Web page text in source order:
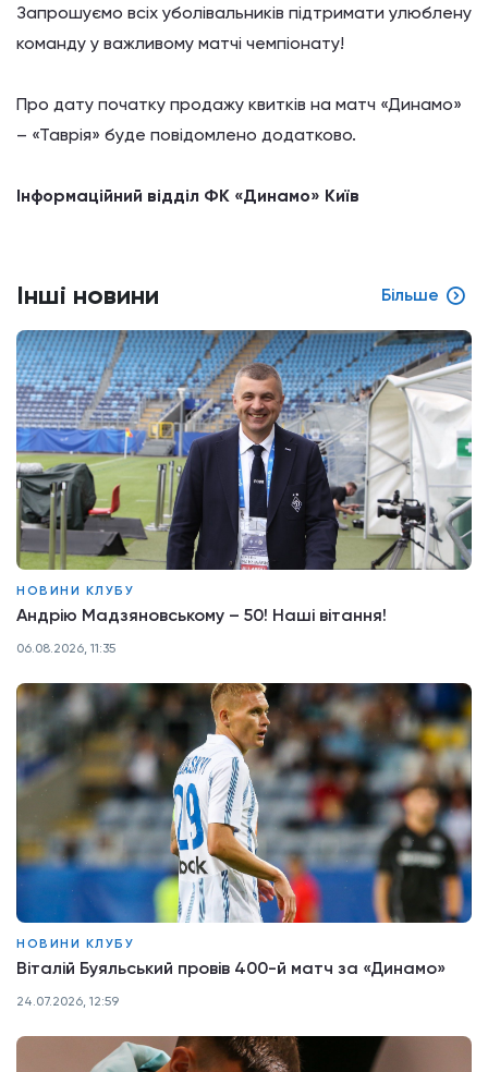
Запрошуємо всіх уболівальників підтримати улюблену
команду у важливому матчі чемпіонату!
Про дату початку продажу квитків на матч «Динамо»
– «Таврія» буде повідомлено додатково.
Інформаційний відділ ФК «Динамо» Київ
Інші новини Більше
НОВИНИ КЛУБУ
Андрію Мадзяновському – 50! Наші вітання!
06.08.2026, 11:35
НОВИНИ КЛУБУ
Віталій Буяльський провів 400-й матч за «Динамо»
24.07.2026, 12:59